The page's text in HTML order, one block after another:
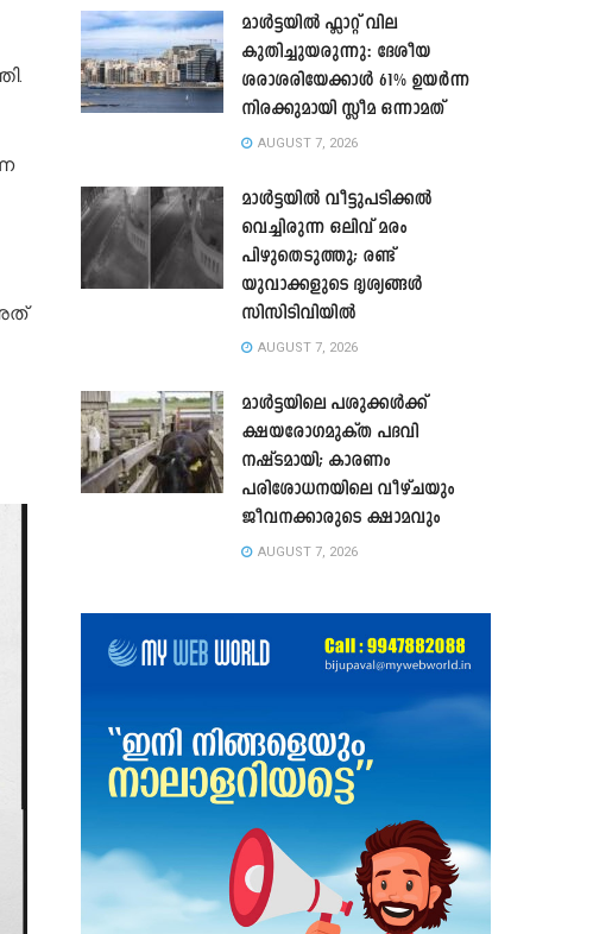
മാൾട്ടയിൽ ഫ്ലാറ്റ് വില
കുതിച്ചുയരുന്നു: ദേശീയ
ശരാശരിയേക്കാൾ 61% ഉയർന്ന
നിരക്കുമായി സ്ലീമ ഒന്നാമത്
AUGUST 7, 2026
മാൾട്ടയിൽ വീട്ടുപടിക്കൽ
വെച്ചിരുന്ന ഒലിവ് മരം
പിഴുതെടുത്തു; രണ്ട്
യുവാക്കളുടെ ദൃശ്യങ്ങൾ
സിസിടിവിയിൽ
AUGUST 7, 2026
മാൾട്ടയിലെ പശുക്കൾക്ക്
ക്ഷയരോഗമുക്ത പദവി
നഷ്ടമായി; കാരണം
പരിശോധനയിലെ വീഴ്ചയും
ജീവനക്കാരുടെ ക്ഷാമവും
AUGUST 7, 2026